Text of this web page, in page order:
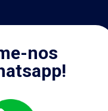
nos